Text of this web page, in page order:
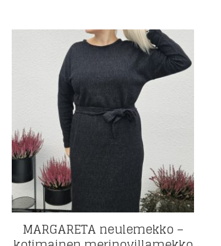
MARGARETA neulemekko –